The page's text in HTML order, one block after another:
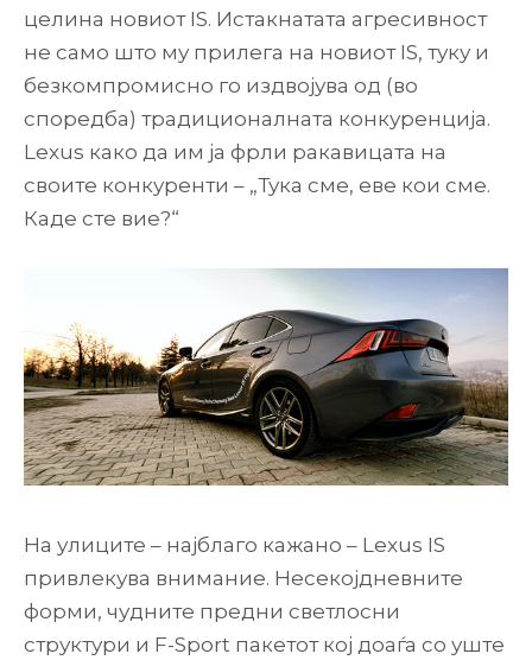
целина новиот IS. Истакнатата агресивност
не само што му прилега на новиот IS, туку и
безкомпромисно го издвојува од (во
споредба) традиционалната конкуренција.
Lexus како да им ја фрли ракавицата на
своите конкуренти – „Тука сме, еве кои сме.
Каде сте вие?“
На улиците – најблаго кажано – Lexus IS
привлекува внимание. Несекојдневните
форми, чудните предни светлосни
структури и F-Sport пакетот кој доаѓа со уште